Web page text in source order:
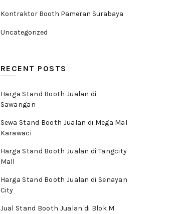
Kontraktor Booth Pameran Surabaya
Uncategorized
RECENT POSTS
Harga Stand Booth Jualan di
Sawangan
Sewa Stand Booth Jualan di Mega Mal
Karawaci
Harga Stand Booth Jualan di Tangcity
Mall
Harga Stand Booth Jualan di Senayan
City
Jual Stand Booth Jualan di Blok M